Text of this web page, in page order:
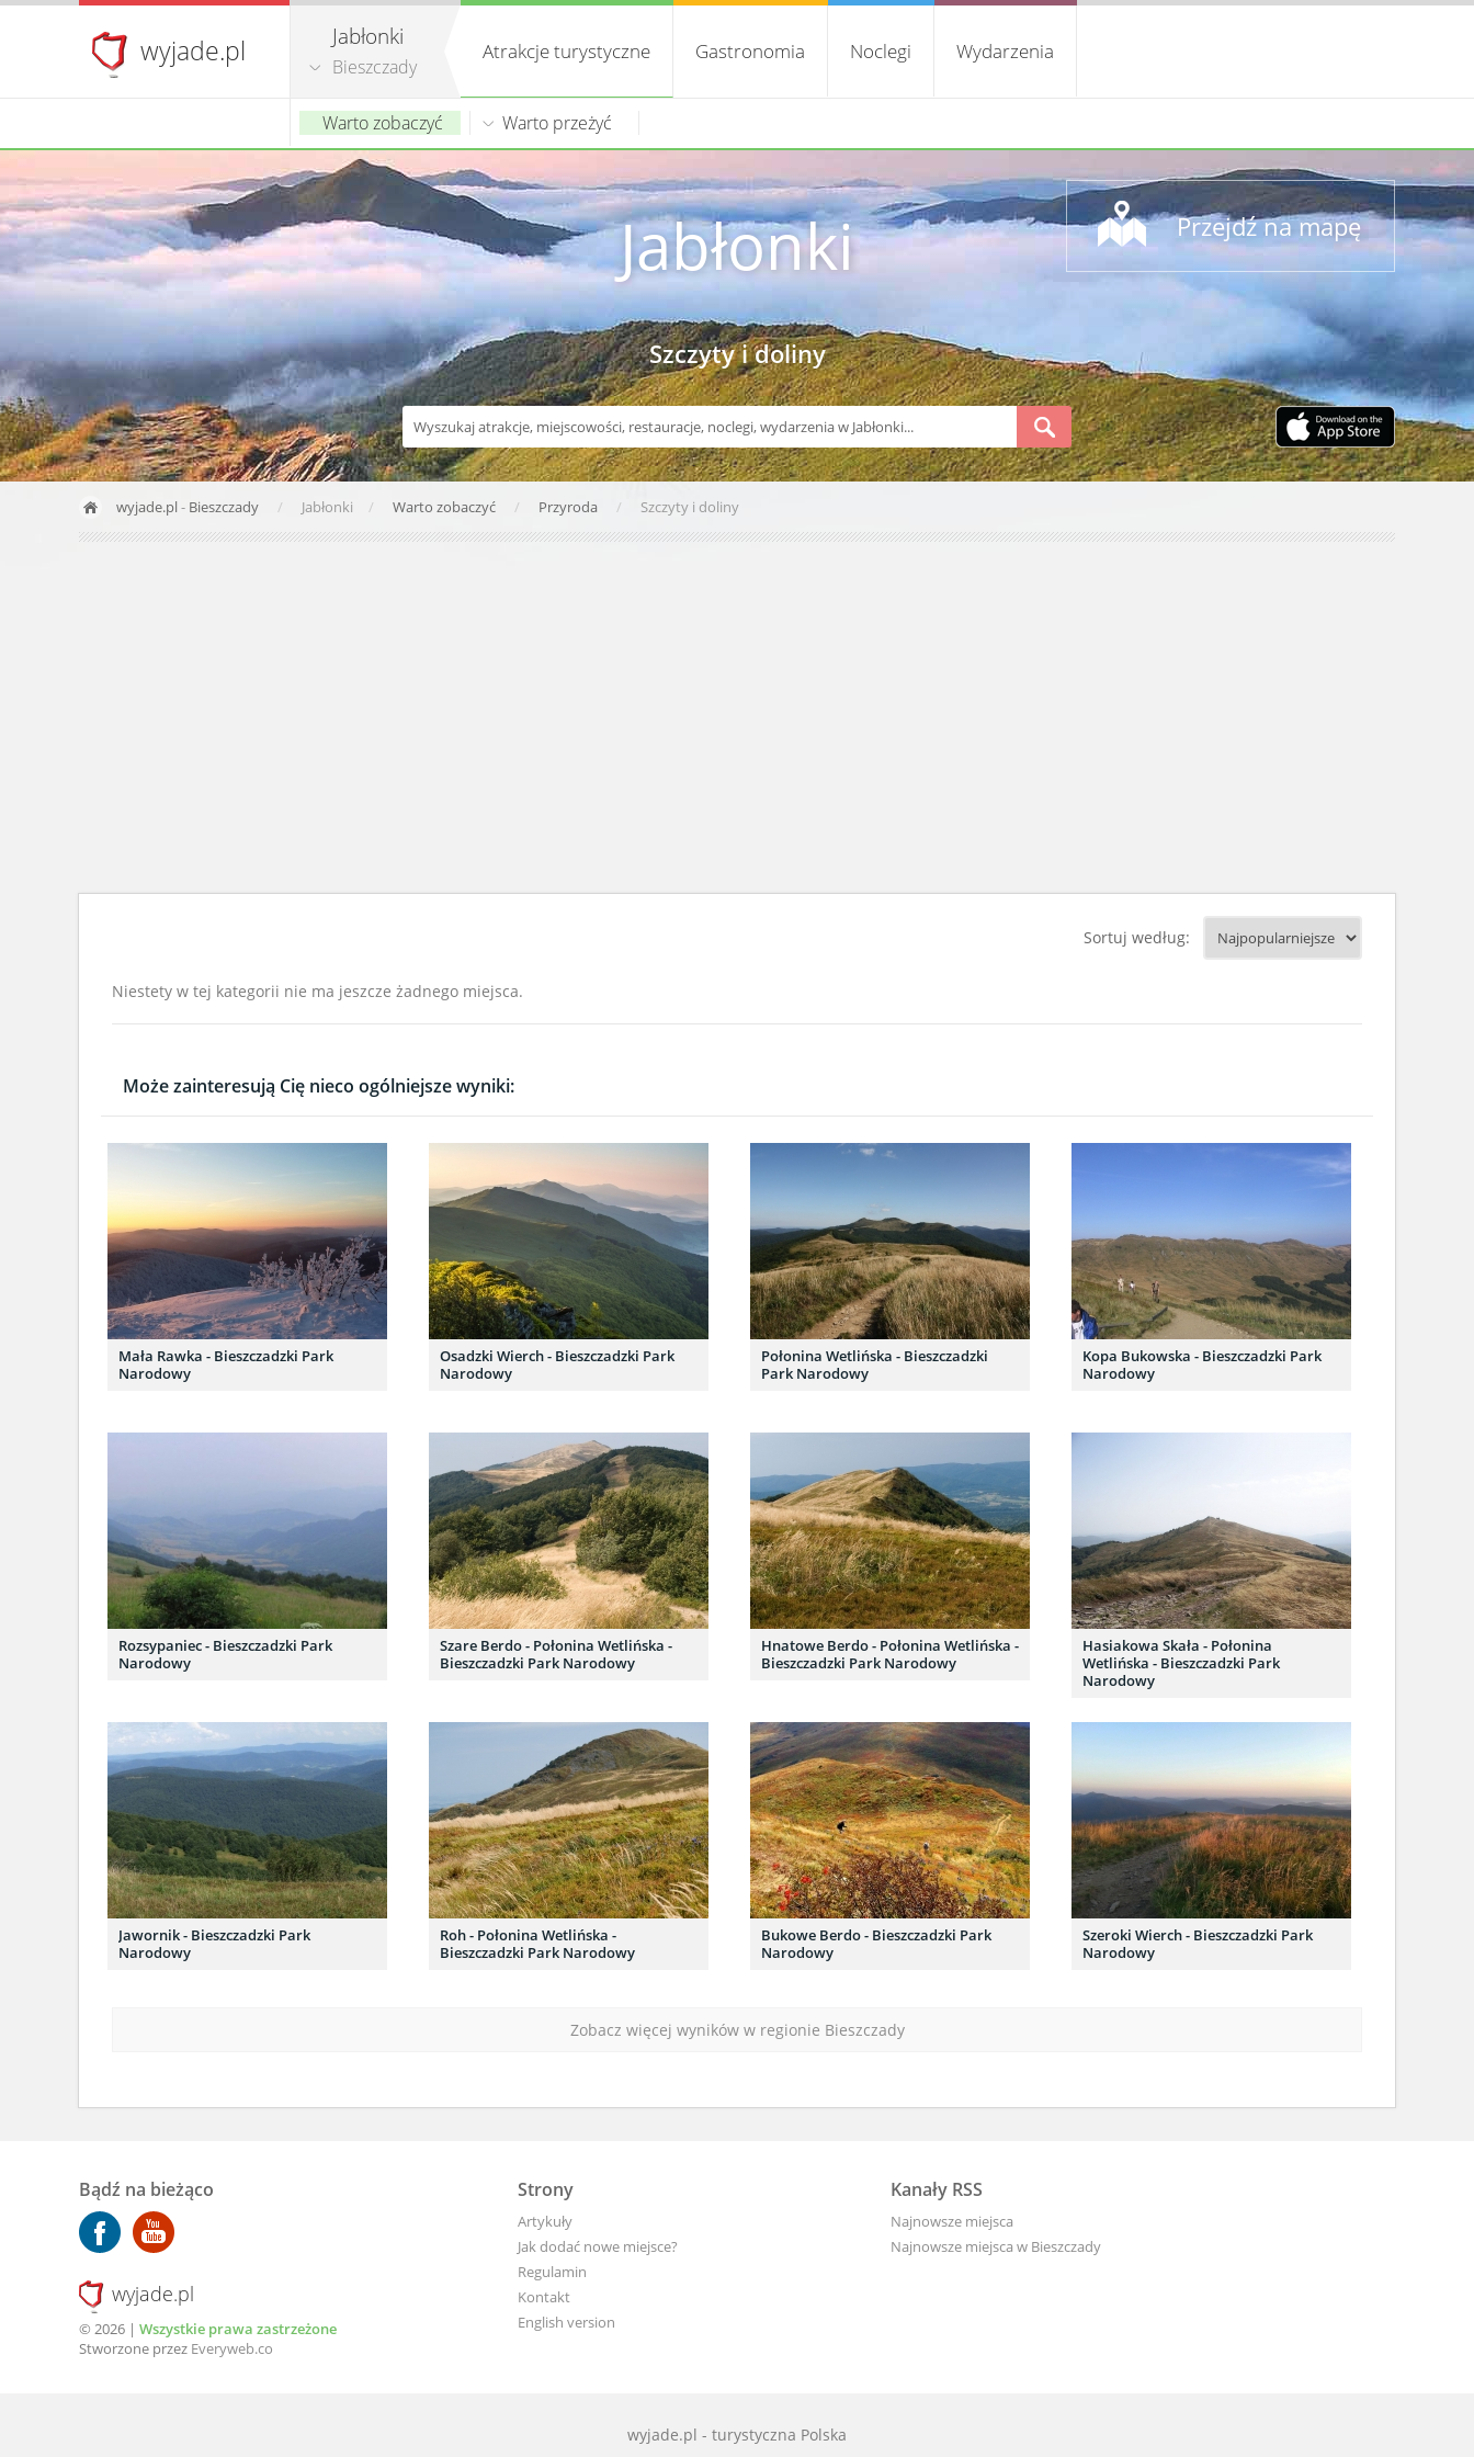
wyjade.pl Jabłonki
Bieszczady
Atrakcje turystyczne
Warto zobaczyć Warto przeżyć
Gastronomia Noclegi Wydarzenia
Jabłonki
Szczyty i doliny
Przejdź na mapę
wyjade.pl- Bieszczady Jabłonki Warto zobaczyć Przyroda Szczyty i doliny
Sortuj według:
Niestety w tej kategorii nie ma jeszcze żadnego miejsca.
Może zainteresują Cię nieco ogólniejsze wyniki:
Mała Rawka - Bieszczadzki Park
Narodowy
Osadzki Wierch - Bieszczadzki Park
Narodowy
Połonina Wetlińska - Bieszczadzki
Park Narodowy
Kopa Bukowska - Bieszczadzki Park
Narodowy
Rozsypaniec - Bieszczadzki Park
Narodowy
Szare Berdo - Połonina Wetlińska -
Bieszczadzki Park Narodowy
Hnatowe Berdo - Połonina Wetlińska -
Bieszczadzki Park Narodowy
Hasiakowa Skała - Połonina
Wetlińska - Bieszczadzki Park
Narodowy
Jawornik - Bieszczadzki Park
Narodowy
Roh - Połonina Wetlińska -
Bieszczadzki Park Narodowy
Bukowe Berdo - Bieszczadzki Park
Narodowy
Szeroki Wierch - Bieszczadzki Park
Narodowy
Zobacz więcej wyników w regionie Bieszczady
Bądź na bieżąco
wyjade.pl
© 2026 | Wszystkie prawa zastrzeżone
Stworzone przez Everyweb.co
Strony
Artykuły
Jak dodać nowe miejsce?
Regulamin
Kontakt
English version
Kanały RSS
Najnowsze miejsca
Najnowsze miejsca w Bieszczady
wyjade.pl - turystyczna Polska